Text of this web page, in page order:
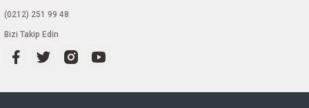
(0212) 251 99 48
Bizi Takip Edin